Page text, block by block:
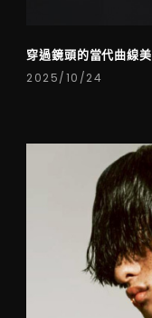
穿過鏡頭的當代曲線美
2025/10/24